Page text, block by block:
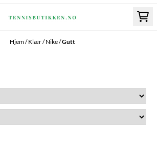
Hjem/Klær/Nike/Gutt